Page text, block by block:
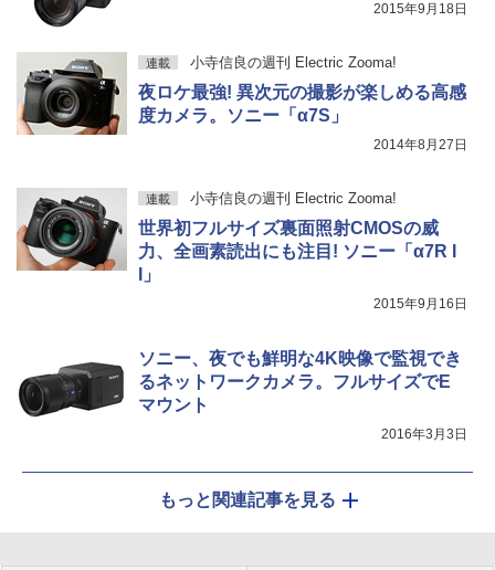
2015年9月18日
連載 小寺信良の週刊 Electric Zooma!
夜ロケ最強! 異次元の撮影が楽しめる高感
度カメラ。ソニー「α7S」
2014年8月27日
連載 小寺信良の週刊 Electric Zooma!
世界初フルサイズ裏面照射CMOSの威
力、全画素読出にも注目! ソニー「α7R I
I」
2015年9月16日
ソニー、夜でも鮮明な4K映像で監視でき
るネットワークカメラ。フルサイズでE
マウント
2016年3月3日
もっと関連記事を見る